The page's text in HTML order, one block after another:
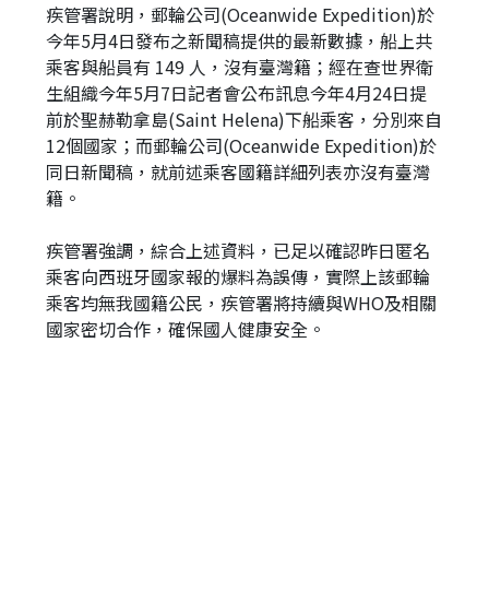
疾管署說明，郵輪公司(Oceanwide Expedition)於
今年5月4日發布之新聞稿提供的最新數據，船上共
乘客與船員有 149 人，沒有臺灣籍；經在查世界衛
生組織今年5月7日記者會公布訊息今年4月24日提
前於聖赫勒拿島(Saint Helena)下船乘客，分別來自
12個國家；而郵輪公司(Oceanwide Expedition)於
同日新聞稿，就前述乘客國籍詳細列表亦沒有臺灣
籍。
疾管署強調，綜合上述資料，已足以確認昨日匿名
乘客向西班牙國家報的爆料為誤傳，實際上該郵輪
乘客均無我國籍公民，疾管署將持續與WHO及相關
國家密切合作，確保國人健康安全。